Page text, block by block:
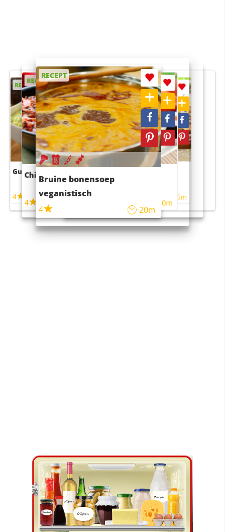
RECEPT
Guacamole
4
RECEPT
Chili con carne
4
RECEPT
Bruine bonensoep
veganistisch
4
20m
RECEPT
Sushi rijstsalade
maaltijdsalade
40m
RECEPT
4 55m